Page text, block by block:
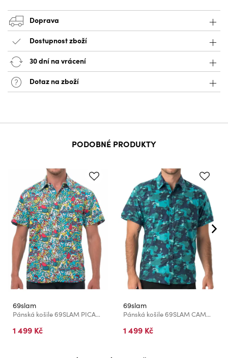
Doprava
Dostupnost zboží
30 dní na vrácení
Dotaz na zboží
PODOBNÉ PRODUKTY
69slam
Pánská košile 69SLAM PICASUMMER
1 499 Kč
69slam
Pánská košile 69SLAM CAMOKOY DARK
1 499 Kč